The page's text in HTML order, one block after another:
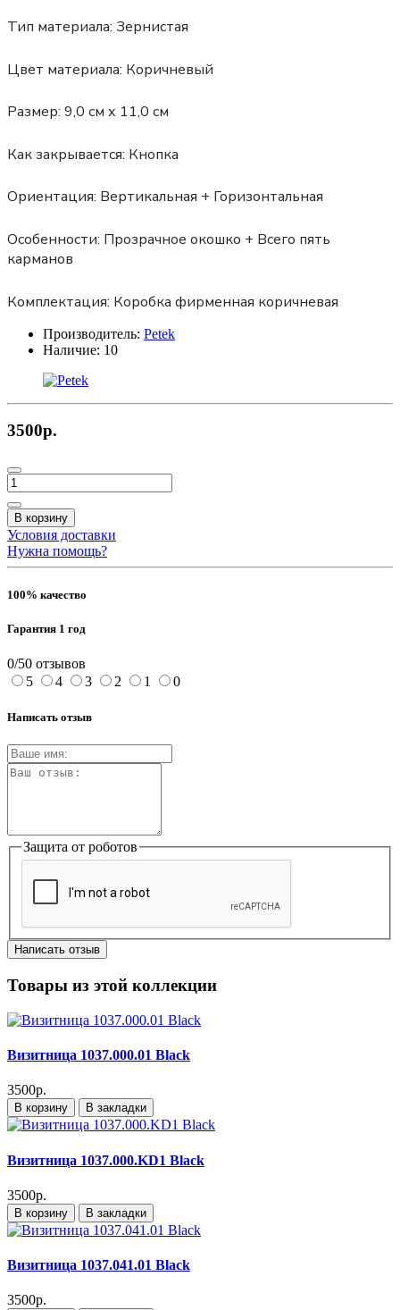
Тип материала: Зернистая
Цвет материала: Коричневый
Размер: 9,0 см х 11,0 см
Как закрывается: Кнопка
Ориентация: Вертикальная + Горизонтальная
Особенности: Прозрачное окошко + Всего пять
карманов
Комплектация: Коробка фирменная коричневая
Производитель: Petek
Наличие: 10
3500р.
В корзину
Условия доставки
Нужна помощь?
100% качество
Гарантия 1 год
0/50 отзывов
5
4 3 2 1 0
Написать отзыв
Защита от роботов
Написать отзыв
Товары из этой коллекции
Визитница 1037.000.01 Black
3500р.
В корзину В закладки
Визитница 1037.000.KD1 Black
3500р.
В корзину В закладки
Визитница 1037.041.01 Black
3500р.